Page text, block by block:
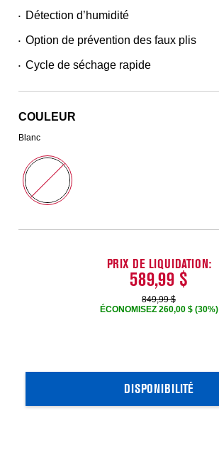
• Détection d’humidité
• Option de prévention des faux plis
• Cycle de séchage rapide
COULEUR
Blanc
PRIX DE LIQUIDATION:
589,99 $
849,99 $
ÉCONOMISEZ 260,00 $ (30%)
DISPONIBILITÉ